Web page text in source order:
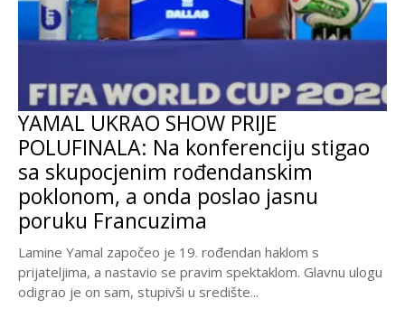
YAMAL UKRAO SHOW PRIJE
POLUFINALA: Na konferenciju stigao
sa skupocjenim rođendanskim
poklonom, a onda poslao jasnu
poruku Francuzima
Lamine Yamal započeo je 19. rođendan haklom s
prijateljima, a nastavio se pravim spektaklom. Glavnu ulogu
odigrao je on sam, stupivši u središte...